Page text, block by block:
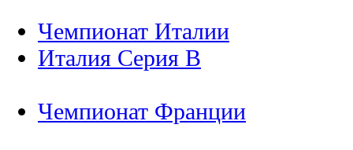
Чемпионат Италии
Италия Серия B
Чемпионат Франции